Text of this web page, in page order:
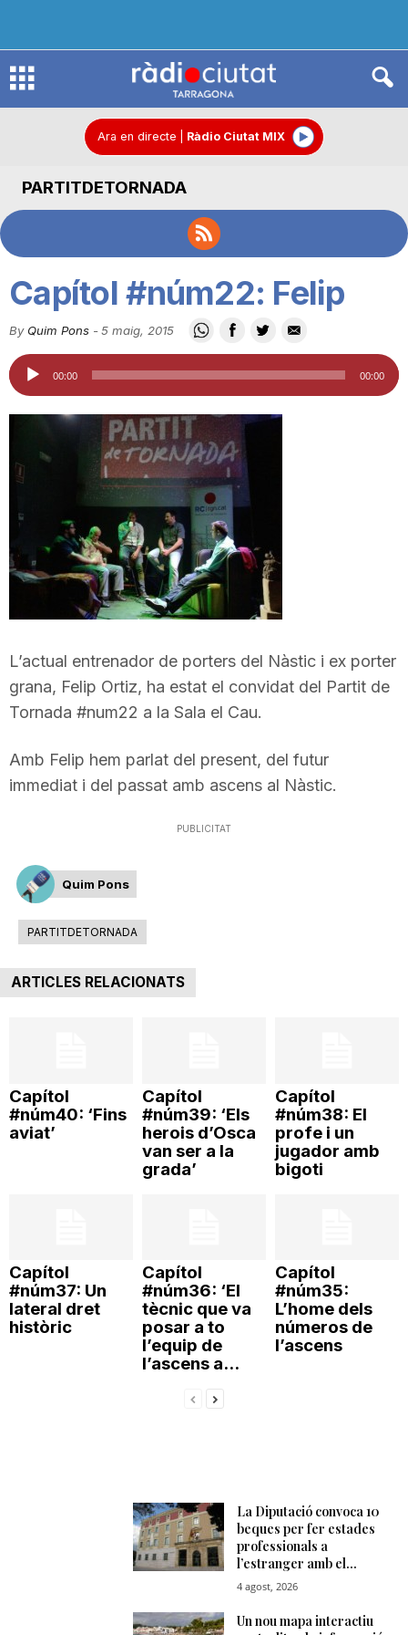
R
d
C
t
d
e
a
g
a
Ara en directe Ràdio Ciutat MIX
PARTITDETORNADA
Capítol #núm22: Felip
By Quim Pons -5 maig, 2015
Reproductor
d'àudio
00:00 00:00
L’actual entrenador de porters del Nàstic i ex porter
grana, Felip Ortiz, ha estat el convidat del Partit de
Tornada #num22 a la Sala el Cau.
Amb Felip hem parlat del present, del futur
immediat i del passat amb ascens al Nàstic.
PUBLICITAT
Quim Pons
PARTITDETORNADA
ARTICLES RELACIONATS
Capítol
#núm40: ‘Fins
aviat’
Capítol
#núm39: ‘Els
herois d’Osca
van ser a la
grada’
Capítol
#núm38: El
profe i un
jugador amb
bigoti
Capítol
#núm37: Un
lateral dret
històric
Capítol
#núm36: ‘El
tècnic que va
posar a to
l’equip de
l’ascens a...
Capítol
#núm35:
L’home dels
números de
l’ascens